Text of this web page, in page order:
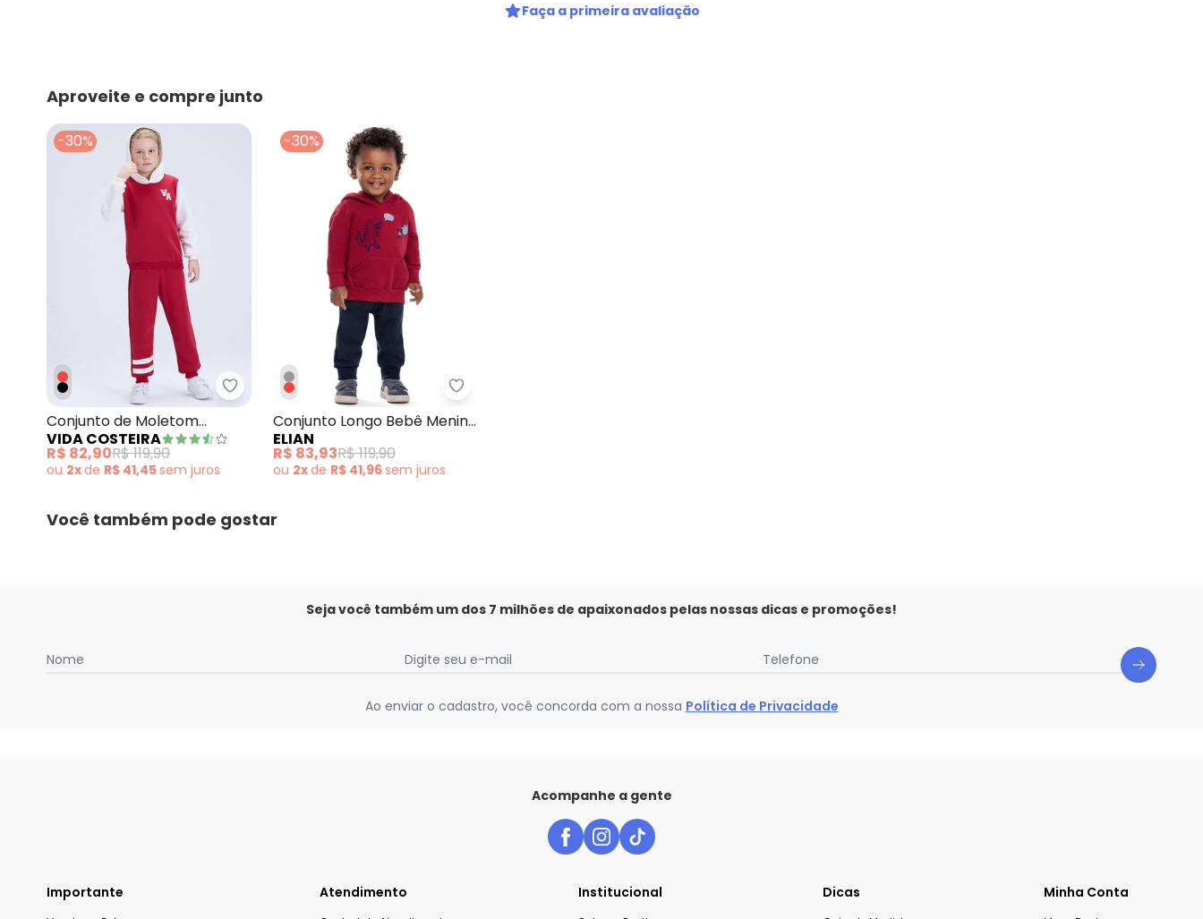
abril/2026
fevereiro/2026
Faça a primeira avaliação
Aproveite e compre junto
-30%
Vida Costeira - Conjunto de Moletom Colegial Va com Capuz Bordo
Conjunto de Moletom
Colegial Va com Capuz
Bordo
VIDA COSTEIRA
R$ 82,90R$ 119,90
ou 2xde R$ 41,45sem juros
-30%
Elian - Conjunto Longo Bebê Menino T-Rex Vermelho
Conjunto Longo Bebê Menino
T-Rex Vermelho
ELIAN
R$ 83,93R$ 119,90
ou 2xde R$ 41,96sem juros
Você também pode gostar
Seja você também um dos 7 milhões de apaixonados pelas nossas dicas e promoções!
Nome Digite seu e-mail Telefone
Ao enviar o cadastro, você concorda com a nossa Política de Privacidade
Acompanhe a gente
Importante Atendimento Institucional Dicas Minha Conta
Telefone